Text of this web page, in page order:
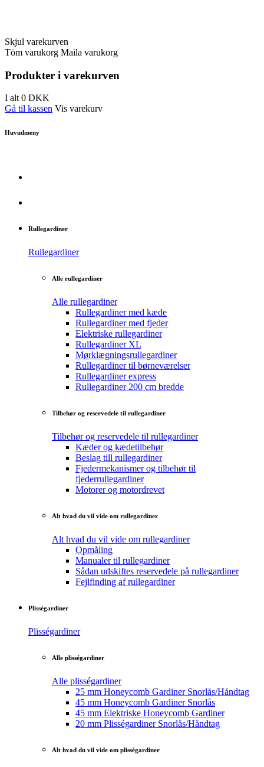
Skjul varekurven
Töm varukorg Maila varukorg
Produkter i varekurven
I alt0 DKK
Gå til kassen Vis varekurv
Huvudmeny
Rullegardiner
Rullegardiner
Alle rullegardiner
Alle rullegardiner
Rullegardiner med kæde
Rullegardiner med fjeder
Elektriske rullegardiner
Rullegardiner XL
Mørklægningsrullegardiner
Rullegardiner til børneværelser
Rullegardiner express
Rullegardiner 200 cm bredde
Tilbehør og reservedele til rullegardiner
Tilbehør og reservedele til rullegardiner
Kæder og kædetilbehør
Beslag till rullegardiner
Fjedermekanismer og tilbehør til
fjederrullegardiner
Motorer og motordrevet
Alt hvad du vil vide om rullegardiner
Alt hvad du vil vide om rullegardiner
Opmåling
Manualer til rullegardiner
Sådan udskiftes reservedele på rullegardiner
Fejlfinding af rullegardiner
Plisségardiner
Plisségardiner
Alle plisségardiner
Alle plisségardiner
25 mm Honeycomb Gardiner Snorlås/Håndtag
45 mm Honeycomb Gardiner Snorlås
45 mm Elektriske Honeycomb Gardiner
20 mm Plisségardiner Snorlås/Håndtag
Alt hvad du vil vide om plisségardiner